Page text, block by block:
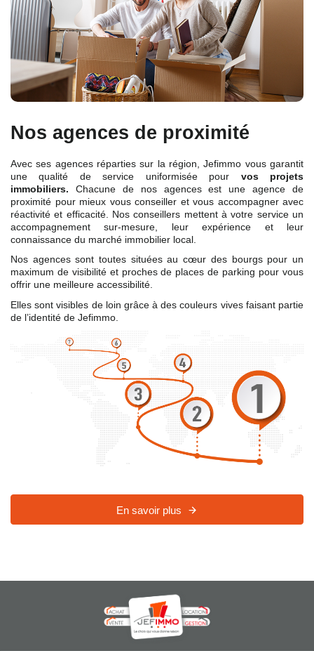
Nos agences de proximité
Avec ses agences réparties sur la région, Jefimmo vous garantit
une qualité de service uniformisée pour vos projets
immobiliers.
Chacune de nos agences est une agence de
proximité pour mieux vous conseiller et vous accompagner avec
réactivité et efficacité. Nos conseillers mettent à votre service un
accompagnement sur-mesure, leur expérience et leur
connaissance du marché immobilier local.
Nos agences sont toutes situées au cœur des bourgs pour un
maximum de visibilité et proches de places de parking pour vous
offrir une meilleure accessibilité.
Elles sont visibles de loin grâce à des couleurs vives faisant partie
de l’identité de Jefimmo.
En savoir plus